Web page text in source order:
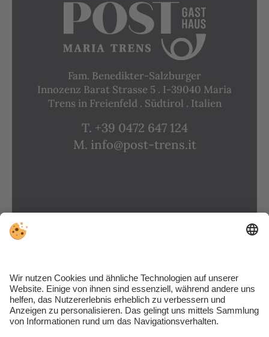
Fam. Benedikter-Salzburger
Innozenz Barat Strasse 5 . I-39040 Maria
Trens in Freienfeld . Südtirol . Italien
T. +39 0472 647 124
M. info@post-trens.it
FAQS